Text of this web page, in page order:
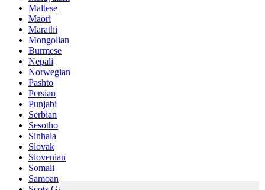
Maltese
Maori
Marathi
Mongolian
Burmese
Nepali
Norwegian
Pashto
Persian
Punjabi
Serbian
Sesotho
Sinhala
Slovak
Slovenian
Somali
Samoan